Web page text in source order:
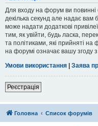
Для входу на форум ви повинні
декілька секунд але надає вам
може надати додаткові
тим, як увійти, будь ласка,
та політиками, які прийняті
на форумі означає вашу згоду
Умови використання | Заява
Реєстрація
Головна Список форумів